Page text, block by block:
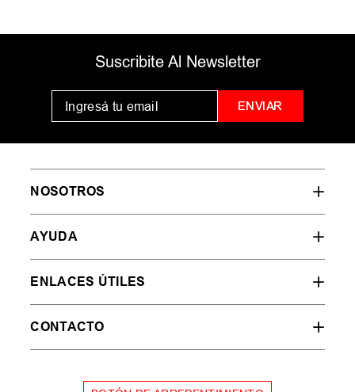
MUJER HOMBRE NIÑOS
35 36 37 38